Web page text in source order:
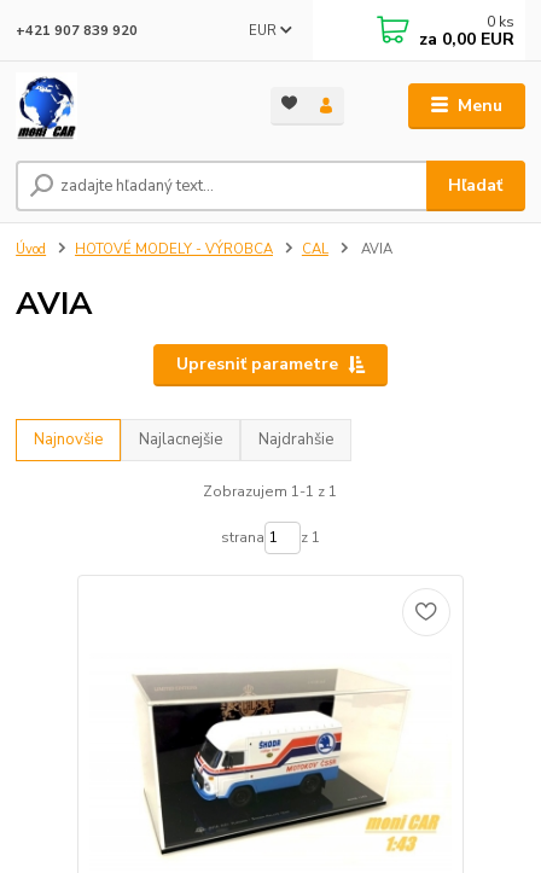
Menu
EUR
Hľadať
+421 907 839 920 0 ks
za 0,00 EUR
Úvod HOTOVÉ MODELY - VÝROBCA CAL AVIA
AVIA
Upresniť parametre
Najnovšie Najlacnejšie Najdrahšie
Zobrazujem 1-1 z 1
strana z 1